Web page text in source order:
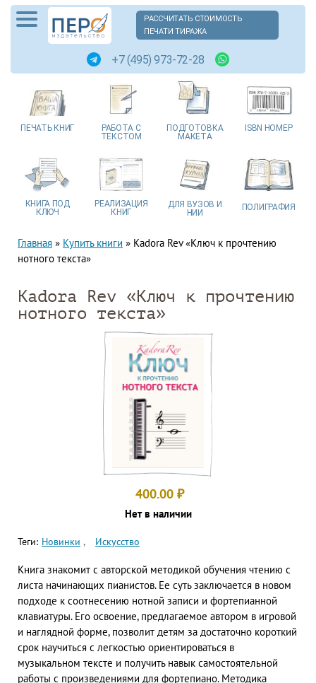
РАССЧИТАТЬ СТОИМОСТЬ
ПЕЧАТИ ТИРАЖА
+7 (495) 973-72-28
ПЕЧАТЬ КНИГ РАБОТА С
ТЕКСТОМ
ПОДГОТОВКА
МАКЕТА
ISBN НОМЕР
КНИГА ПОД
КЛЮЧ
РЕАЛИЗАЦИЯ
КНИГ
ДЛЯ ВУЗОВ И
НИИ
ПОЛИГРАФИЯ
Главная » Купить книги » Kadora Rev «Ключ к прочтению
нотного текста»
Kadora Rev «Ключ к прочтению
нотного текста»
400.00 ₽
Нет в наличии
Теги: Новинки Искусство
Книга знакомит с авторской методикой обучения чтению с
листа начинающих пианистов. Ее суть заключается в новом
подходе к соотнесению нотной записи и фортепианной
клавиатуры. Его освоение, предлагаемое автором в игровой
и наглядной форме, позволит детям за достаточно короткий
срок научиться с легкостью ориентироваться в
музыкальном тексте и получить навык самостоятельной
работы с произведениями для фортепиано. Методика